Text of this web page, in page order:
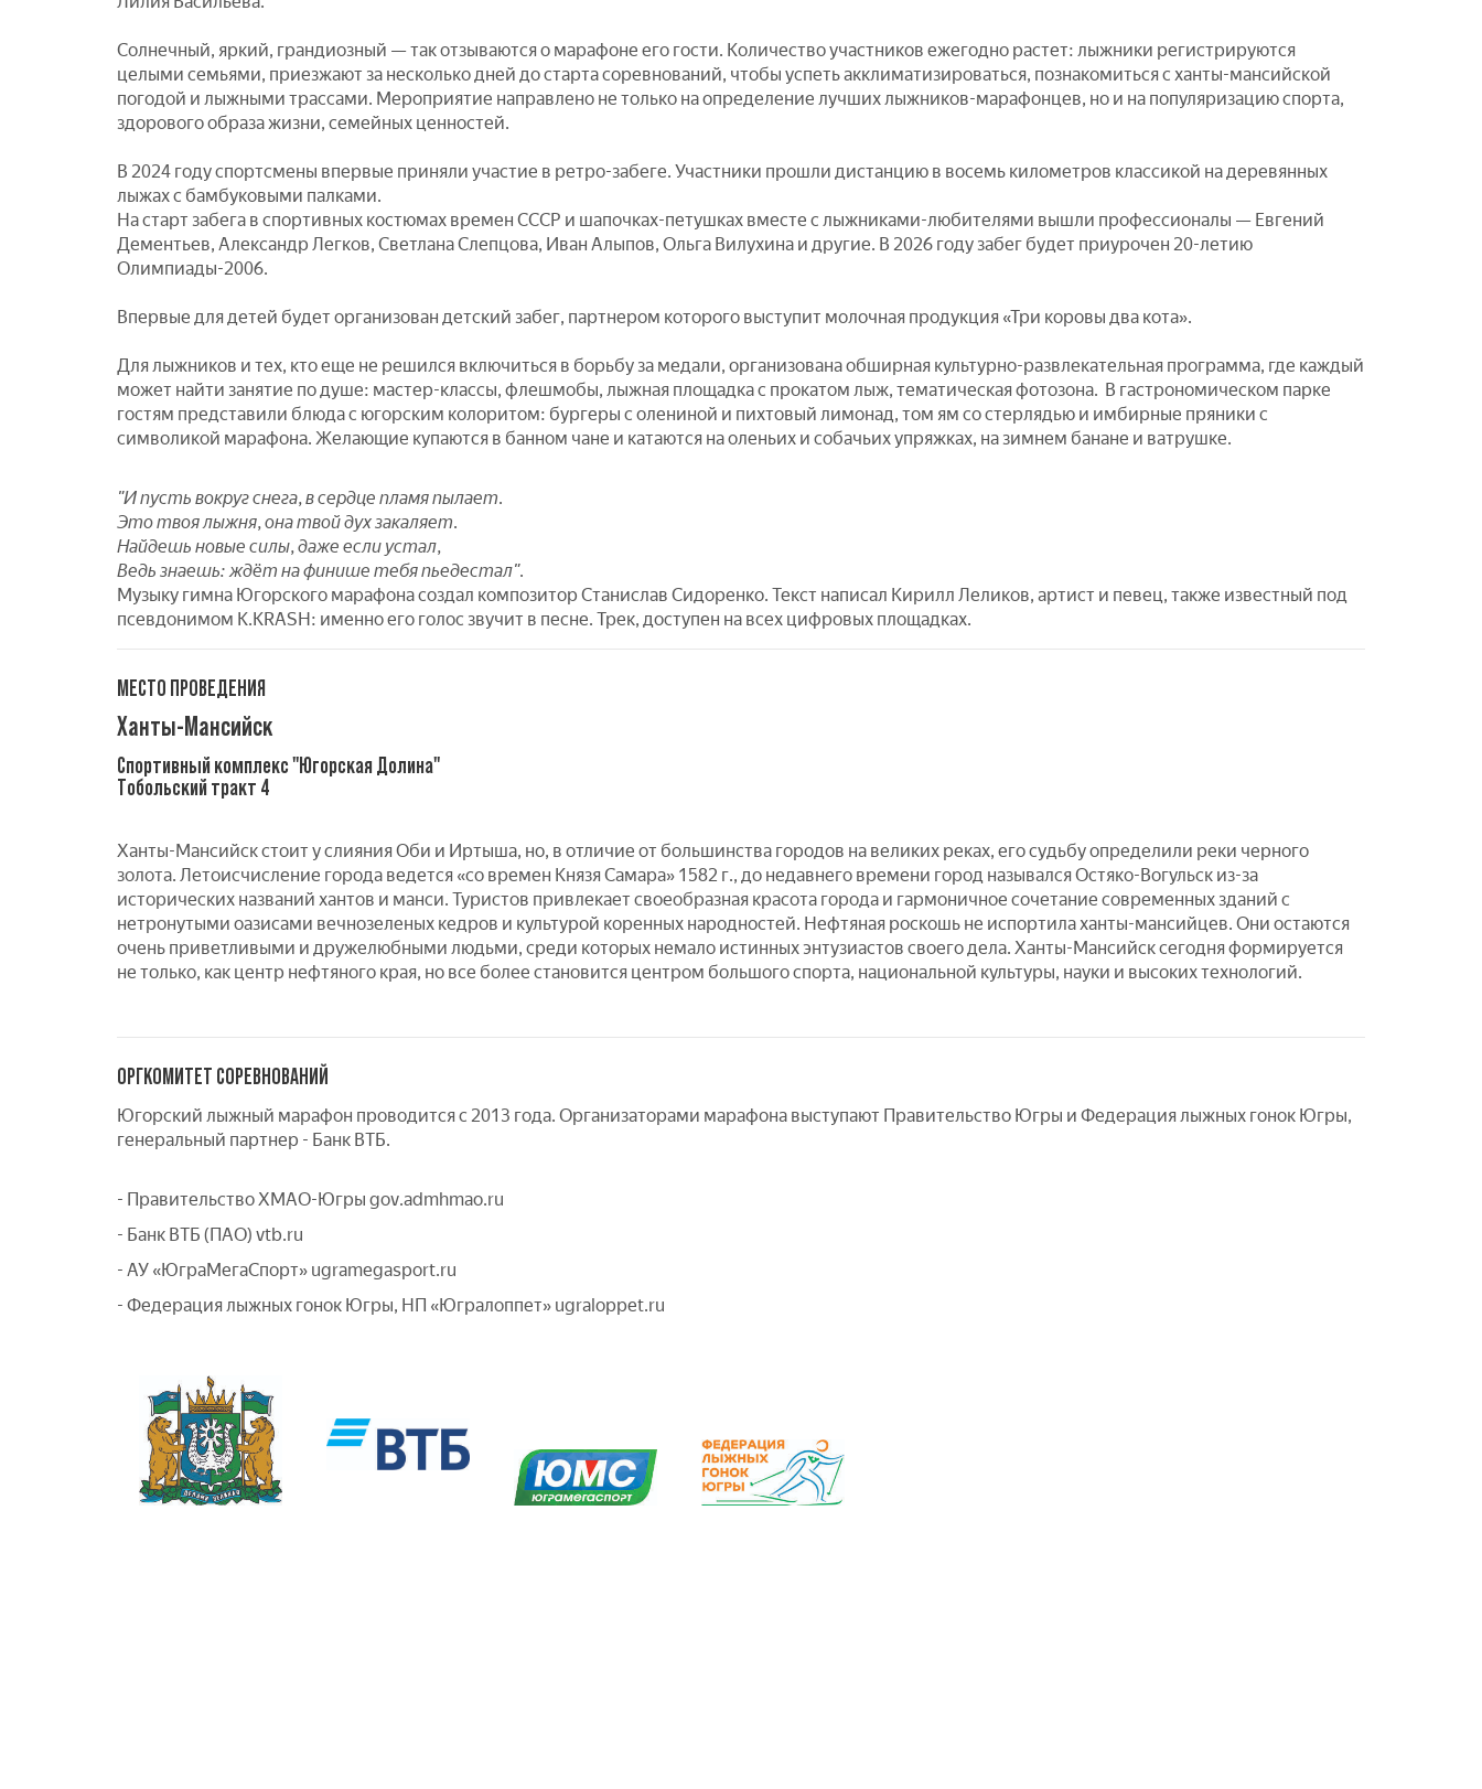
Солнечный, яркий, грандиозный — так отзываются о марафоне его гости. Количество участников ежегодно растет: лыжники регистрируются
целыми семьями, приезжают за несколько дней до старта соревнований, чтобы успеть акклиматизироваться, познакомиться с ханты-мансийской
погодой и лыжными трассами. Мероприятие направлено не только на определение лучших лыжников-марафонцев, но и на популяризацию спорта,
здорового образа жизни, семейных ценностей.
В 2024 году спортсмены впервые приняли участие в ретро-забеге. Участники прошли дистанцию в восемь километров классикой на деревянных
лыжах с бамбуковыми палками.
На старт забега в спортивных костюмах времен СССР и шапочках-петушках вместе с лыжниками-любителями вышли профессионалы — Евгений
Дементьев, Александр Легков, Светлана Слепцова, Иван Алыпов, Ольга Вилухина и другие. В 2026 году забег будет приурочен 20-летию
Олимпиады-2006.
Впервые для детей будет организован детский забег, партнером которого выступит молочная продукция «Три коровы два кота».
Для лыжников и тех, кто еще не решился включиться в борьбу за медали, организована обширная культурно-развлекательная программа, где каждый
может найти занятие по душе: мастер-классы, флешмобы, лыжная площадка с прокатом лыж, тематическая фотозона. В гастрономическом парке
гостям представили блюда с югорским колоритом: бургеры с олениной и пихтовый лимонад, том ям со стерлядью и имбирные пряники с
символикой марафона. Желающие купаются в банном чане и катаются на оленьих и собачьих упряжках, на зимнем банане и ватрушке.
"И пусть вокруг снега, в сердце пламя пылает.
Это твоя лыжня, она твой дух закаляет.
Найдешь новые силы, даже если устал,
Ведь знаешь: ждёт на финише тебя пьедестал".
Музыку гимна Югорского марафона создал композитор Станислав Сидоренко. Текст написал Кирилл Леликов, артист и певец, также известный под
псевдонимом K.KRASH: именно его голос звучит в песне. Трек, доступен на всех цифровых площадках.
МЕСТО ПРОВЕДЕНИЯ
Ханты-Мансийск
Спортивный комплекс "Югорская Долина"
Tобольский тракт 4
Ханты-Мансийск стоит у слияния Оби и Иртыша, но, в отличие от большинства городов на великих реках, его судьбу определили реки черного
золота. Летоисчисление города ведется «со времен Князя Самара» 1582 г., до недавнего времени город назывался Остяко-Вогульск из-за
исторических названий хантов и манси. Туристов привлекает своеобразная красота города и гармоничное сочетание современных зданий с
нетронутыми оазисами вечнозеленых кедров и культурой коренных народностей. Нефтяная роскошь не испортила ханты-мансийцев. Они остаются
очень приветливыми и дружелюбными людьми, среди которых немало истинных энтузиастов своего дела. Ханты-Мансийск сегодня формируется
не только, как центр нефтяного края, но все более становится центром большого спорта, национальной культуры, науки и высоких технологий.
ОРГКОМИТЕТ СОРЕВНОВАНИЙ
Югорский лыжный марафон проводится с 2013 года. Организаторами марафона выступают Правительство Югры и Федерация лыжных гонок Югры,
генеральный партнер - Банк ВТБ.
- Правительство ХМАО-Югры gov.admhmao.ru
- Банк ВТБ (ПАО) vtb.ru
- АУ «ЮграМегаСпорт» ugramegasport.ru
- Федерация лыжных гонок Югры, НП «Югралоппет» ugraloppet.ru